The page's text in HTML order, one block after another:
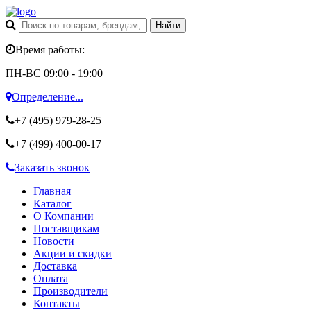
Время работы:
ПН-ВС 09:00 - 19:00
Определение...
+7 (495) 979-28-25
+7 (499) 400-00-17
Заказать звонок
Главная
Каталог
О Компании
Поставщикам
Новости
Акции и скидки
Доставка
Оплата
Производители
Контакты